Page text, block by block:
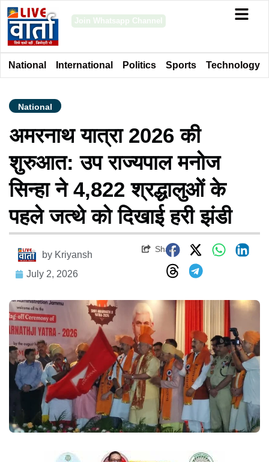
Join Whatsapp Channel
National International Politics Sports Technology
National
अमरनाथ यात्रा 2026 की
शुरुआत: उप राज्यपाल मनोज
सिन्हा ने 4,822 श्रद्धालुओं के
पहले जत्थे को दिखाई हरी झंडी
by Kriyansh
July 2, 2026
Share